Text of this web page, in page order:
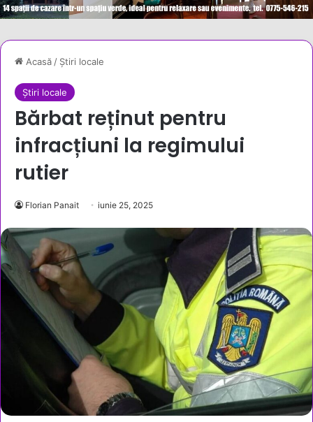
Acasă/ Știri locale
Știri locale
Bărbat reținut pentru
infracțiuni la regimului
rutier
Florian Panait iunie 25, 2025